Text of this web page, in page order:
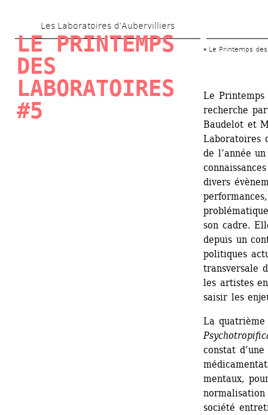
au
contenu
Les Laboratoires d’Aubervilliers
LE PRINTEMPS
DES
LABORATOIRES
#5
Le Printemps
Le
recherche
Baudelot et
Laboratoires
de l’année
divers
son cadre.
depuis un
politiques
transversale
les artistes
saisir les
La
constat
mentaux,
société